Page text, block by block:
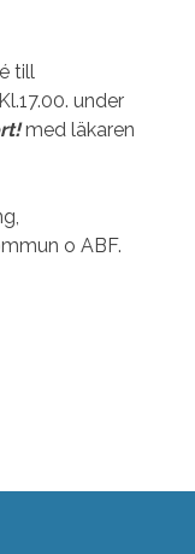
till
under
med läkaren
o ABF.